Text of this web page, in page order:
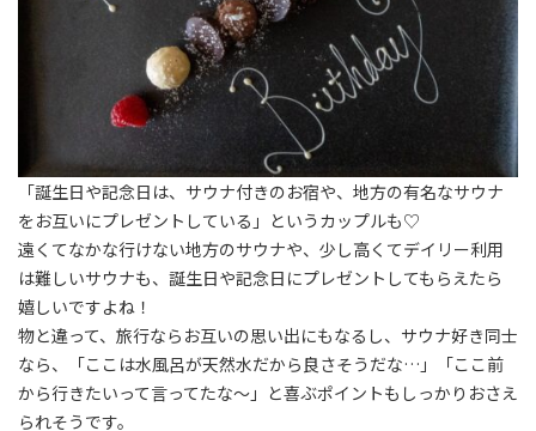
「誕生日や記念日は、サウナ付きのお宿や、地方の有名なサウナ
をお互いにプレゼントしている」というカップルも♡
遠くてなかな行けない地方のサウナや、少し高くてデイリー利用
は難しいサウナも、誕生日や記念日にプレゼントしてもらえたら
嬉しいですよね！
物と違って、旅行ならお互いの思い出にもなるし、サウナ好き同士
なら、「ここは水風呂が天然水だから良さそうだな…」「ここ前
から行きたいって言ってたな〜」と喜ぶポイントもしっかりおさえ
られそうです。